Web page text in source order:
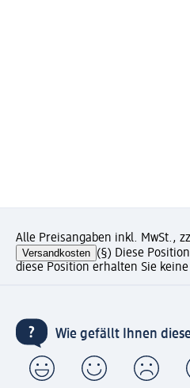
Alle Preisangaben inkl. MwSt.,
Versandkosten (§) Diese
diese Position erhalten Sie keine
Wie gefällt Ihnen